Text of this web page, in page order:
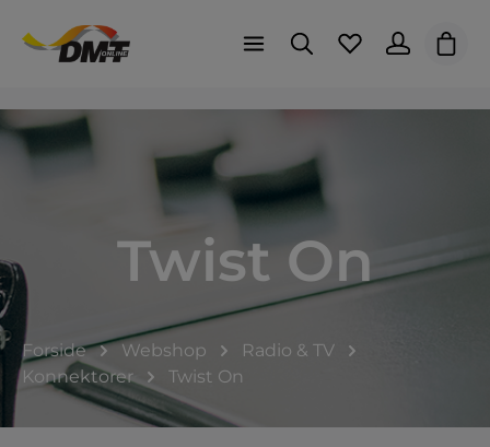
Twist On
Forside Webshop
Radio & TV
Konnektorer
Twist On